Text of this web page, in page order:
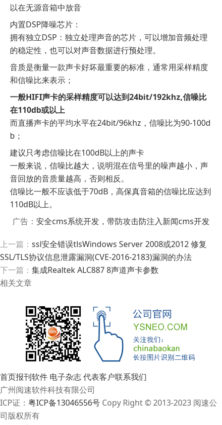
以在无源音箱中放音
内置DSP降噪芯片：
拥有独立DSP：独立处理声音的芯片，可以增加音频处理
的稳定性，也可以对声音数据进行预处理。
音质是衡量一款声卡好坏最重要的标准，通常用采样精度
和信噪比来表示；
一般HIFI声卡的采样精度可以达到24bit/192khz,信噪比
在110db或以上
而直播声卡的平均水平在24bit/96khz，信噪比为90-100d
b；
建议只考虑信噪比在100dB以上的声卡
一般来说，信噪比越大，说明混在信号里的噪声越小，声
音回放的音质量越高，否则相反。
信噪比一般不应该低于70dB，高保真音箱的信噪比应达到
110dB以上。
广告： 安全cms系统开发，带防攻击防注入新闻cms开发
上一篇： ssl安全错误tlsWindows Server 2008或2012 修复
SSL/TLS协议信息泄露漏洞(CVE-2016-2183)漏洞的办法
下一篇： 集成Realtek ALC887 8声道声卡参数
相关文章
首页报刊软件 电子杂志代表客户联系我们
广州阅速软件科技有限公司
ICP证： 粤ICP备13046556号 Copy Right © 2013-2023 阅速公
司版权所有